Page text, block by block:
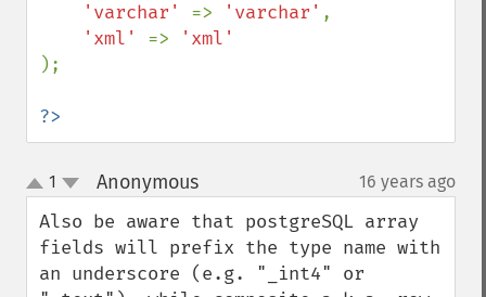
'varchar' => 'varchar' ,
'xml' =>
);
?>
up
down
1 Anonymous¶ 16 years ago
Also be aware that postgreSQL array
fields will prefix the type name with
an underscore (e.g. "_int4" or